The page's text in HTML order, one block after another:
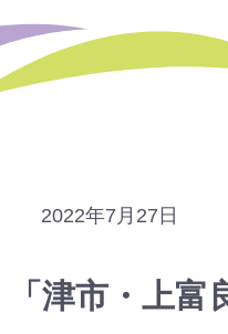
2022年7月27日
「津市・上